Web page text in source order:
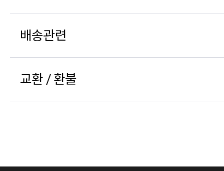
배송관련
교환 / 환불